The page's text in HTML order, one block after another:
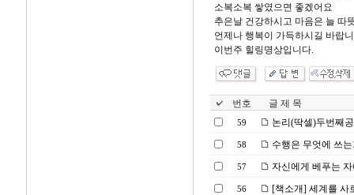
소복소복 쌓였으면 좋겠어요
추은날 건강하시고 마음은 늘 따
언제나 행복이 가득하시길 바랍
이번주 힐링명상입니다.
번호 글 제 목
59 논리(딱셀)두번째
58 수행은 무엇에 쓰
57 자신에게 베푸는
56 [책소개] 세계를 사